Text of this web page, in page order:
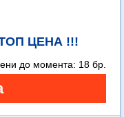
ЦЕНА !!!
до момента: 18 бр.